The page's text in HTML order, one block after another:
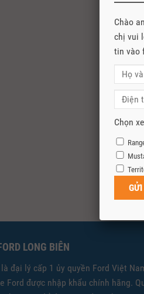
LONG BIÊN
là đại lý cấp 1 ủy quyền Ford Việt
Ford được nhập khẩu chính hãng.
Chào
chị vui
tin vào
Chọn